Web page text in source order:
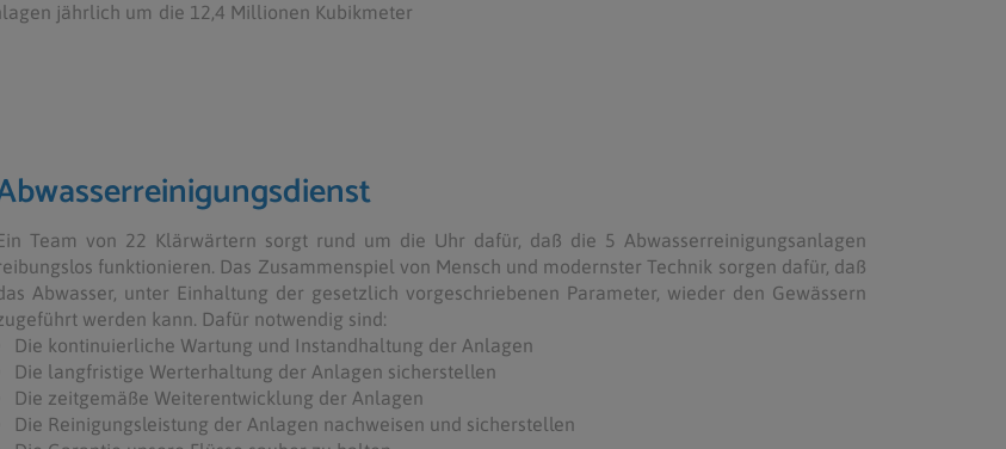
jährlich um die 12,4 Millionen Kubikmeter
Team von 22 Klärwärtern sorgt rund um die Uhr dafür, daß die 5 Abwasserreinigungsanlagen
funktionieren. Das Zusammenspiel von Mensch und modernster Technik sorgen dafür, daß
Abwasser, unter Einhaltung der gesetzlich vorgeschriebenen Parameter, wieder den Gewässern
werden kann. Dafür notwendig sind:
Die kontinuierliche Wartung und Instandhaltung der Anlagen
Die langfristige Werterhaltung der Anlagen sicherstellen
Die zeitgemäße Weiterentwicklung der Anlagen
Die Reinigungsleistung der Anlagen nachweisen und sicherstellen